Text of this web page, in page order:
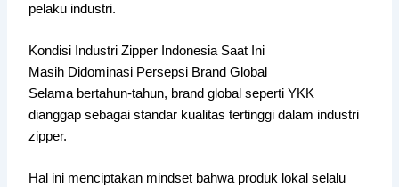
pelaku industri.
Kondisi Industri Zipper Indonesia Saat Ini
Masih Didominasi Persepsi Brand Global
Selama bertahun-tahun, brand global seperti YKK
dianggap sebagai standar kualitas tertinggi dalam industri
zipper.
Hal ini menciptakan mindset bahwa produk lokal selalu